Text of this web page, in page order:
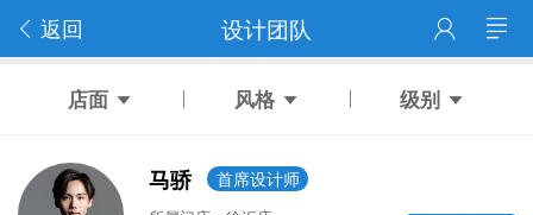
返回 设计团队
店面 风格 级别
马骄 首席设计师